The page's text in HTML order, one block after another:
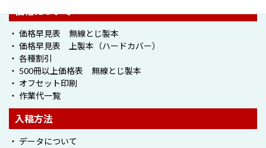
・ 価格早見表 無線とじ製本
・ 価格早見表 上製本（ハードカバー）
・ 各種割引
・ 500冊以上価格表 無線とじ製本
・ オフセット印刷
・ 作業代一覧
入稿方法
・ データについて